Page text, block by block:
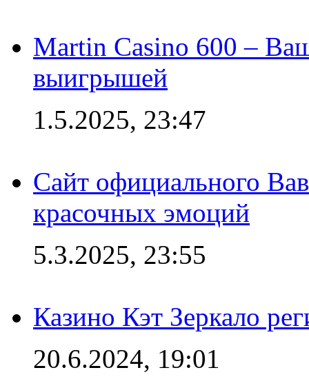
Martin Casino 600 –
выигрышей
1.5.2025, 23:47
Сайт официального
красочных эмоций
5.3.2025, 23:55
Казино Кэт Зеркало
20.6.2024, 19:01